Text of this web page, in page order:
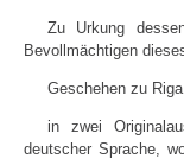
Zu Urkung
Bevollmächtigen
Geschehen zu
in zwei
deutscher Sprache,